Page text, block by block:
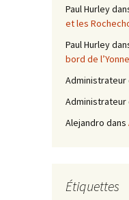
Paul Hurley
et les
Paul Hurley
bord de l’Yonne
Administrateur
Administrateur
Alejandro dans
Étiquettes